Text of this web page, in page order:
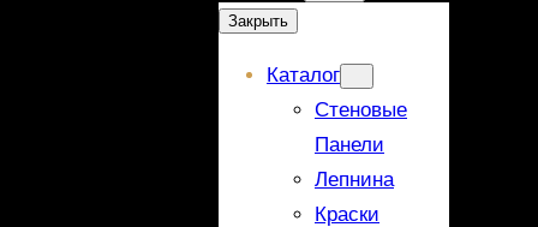
Закрыть
Каталог
Стеновые
Панели
Лепнина
Краски